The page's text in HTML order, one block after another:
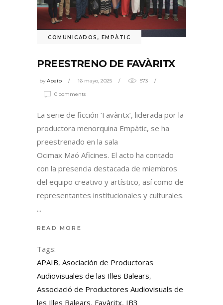
COMUNICADOS , EMPÀTIC
PREESTRENO DE FAVÀRITX
byApaib 16 mayo, 2025 573
0 comments
La serie de ficción ‘Favàritx’, liderada por la
productora menorquina Empàtic, se ha
preestrenado en la sala
Ocimax Maó Aficines. El acto ha contado
con la presencia destacada de miembros
del equipo creativo y artístico, así como de
representantes institucionales y culturales.
READ MORE
Tags:
APAIB, Asociación de Productoras
Audiovisuales de las Illes Balears,
Associació de Productores Audiovisuals de
les Illes Balears, Favàritx, IB3